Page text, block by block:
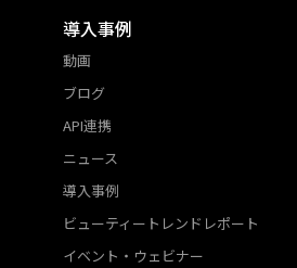
導入事例
動画
ブログ
API連携
ニュース
導入事例
ビューティートレンドレポート
イベント・ウェビナー